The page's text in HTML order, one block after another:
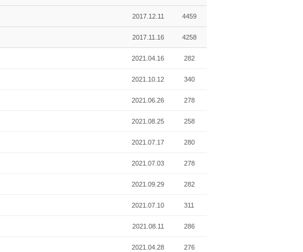
2017.12.11 4459
2017.11.16 4258
2021.04.16 282
2021.10.12 340
2021.06.26 278
2021.08.25 258
2021.07.17 280
2021.07.03 278
2021.09.29 282
2021.07.10 311
2021.08.11 286
2021.04.28 276